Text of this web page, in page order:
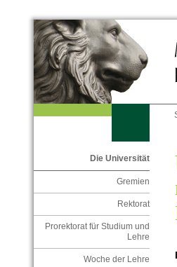
Die Universität
Gremien
Rektorat
Prorektorat für Studium und
Lehre
Woche der Lehre